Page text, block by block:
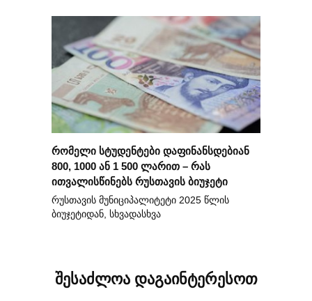
რომელი სტუდენტები დაფინანსდებიან
800, 1000 ან 1 500 ლარით – რას
ითვალისწინებს რუსთავის ბიუჯეტი
რუსთავის მუნიციპალიტეტი 2025 წლის
ბიუჯეტიდან, სხვადასხვა
შესაძლოა დაგაინტერესოთ